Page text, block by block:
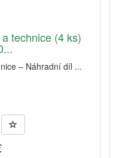
technice (4 ks)
– Náhradní díl ...